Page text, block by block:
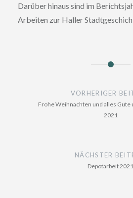
Darüber hinaus sind im
Arbeiten zur Haller
VORHERIGER
Frohe Weihnachten und alles
2021
NÄCHSTER
Depotarbeit 2021